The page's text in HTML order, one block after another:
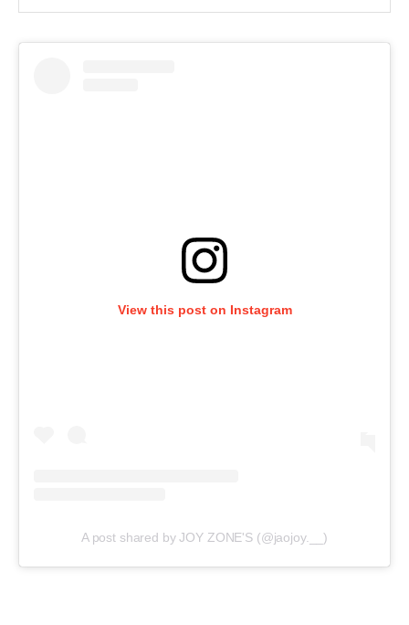
View this post on Instagram
A post shared by JOY ​ZONE'S (@jaojoy.__)